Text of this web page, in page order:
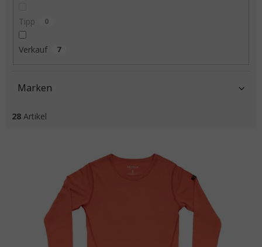
Tipp 0
Verkauf 7
Marken
28 Artikel